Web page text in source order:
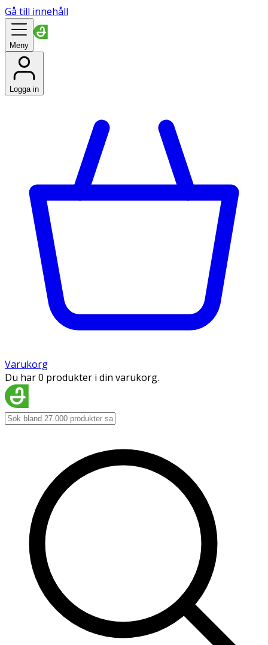
Gå till innehåll
Meny
Logga in
Varukorg
Du har 0 produkter i din varukorg.